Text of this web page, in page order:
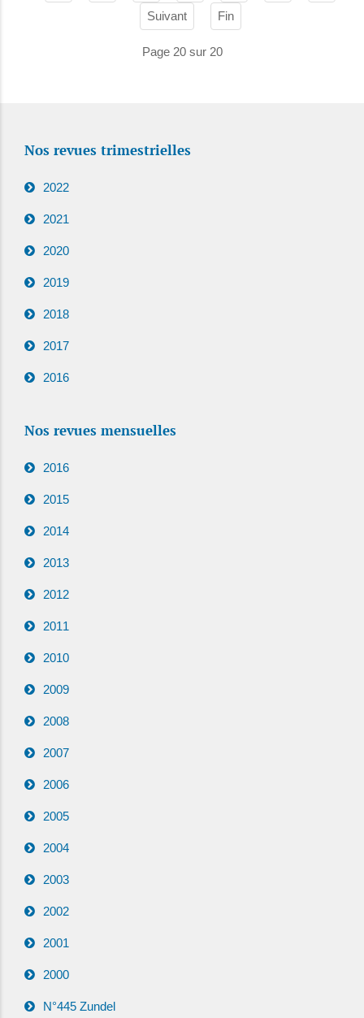
Suivant Fin
Page 20 sur 20
Nos revues trimestrielles
2022
2021
2020
2019
2018
2017
2016
Nos revues mensuelles
2016
2015
2014
2013
2012
2011
2010
2009
2008
2007
2006
2005
2004
2003
2002
2001
2000
N°445 Zundel